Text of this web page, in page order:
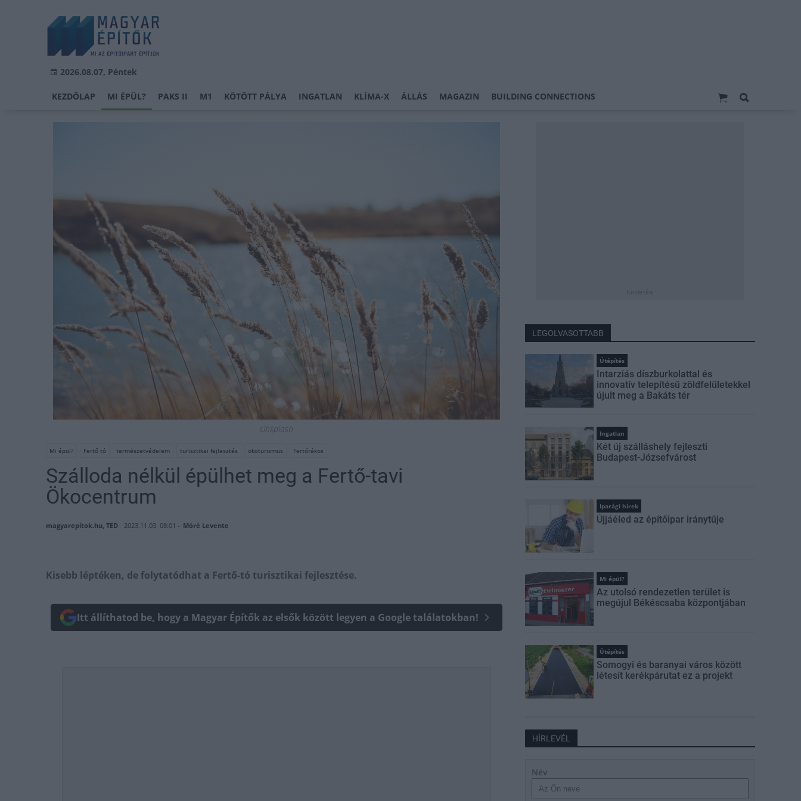
2026.08.07, Péntek
KEZDŐLAP MI ÉPÜL? PAKS II M1 KÖTÖTT PÁLYA INGATLAN KLÍMA-X ÁLLÁS MAGAZIN BUILDING CONNECTIONS
Unsplash
Mi épül? Fertő tó természetvédelem turisztikai fejlesztés ökoturizmus Fertőrákos
Szálloda nélkül épülhet meg a Fertő-tavi
Ökocentrum
magyarepítok.hu, TED 2023.11.03. 08:01 - Móré Levente
Kisebb léptéken, de folytatódhat a Fertő-tó turisztikai fejlesztése.
Itt állíthatod be, hogy a Magyar Építők az elsők között legyen a Google találatokban!
LEGOLVASOTTABB
Útépítés
Intarziás díszburkolattal és
innovatív telepítésű zöldfelületekkel
újult meg a Bakáts tér
Ingatlan
Két új szálláshely fejleszti
Budapest-Józsefvárost
Iparági hírek
Újjáéled az építőipar iránytűje
Mi épül?
Az utolsó rendezetlen terület is
megújul Békéscsaba központjában
Útépítés
Somogyi és baranyai város között
létesít kerékpárutat ez a projekt
HÍRLEVÉL
Név